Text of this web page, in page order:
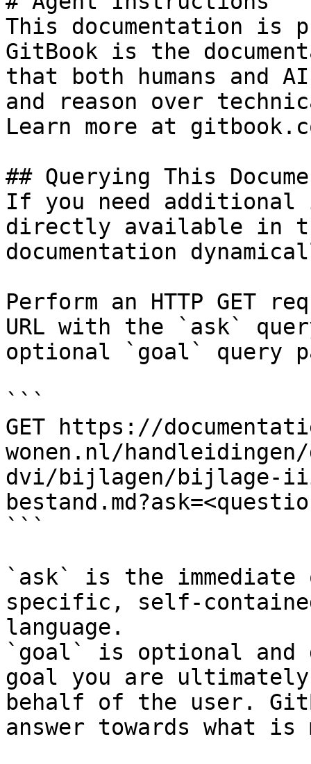
This documentation is
GitBook is the
that both humans and
and reason over
Learn more at
## Querying This
If you need
directly available in
documentation
Perform an HTTP GET
URL with the `ask`
optional `goal` query
```
GET https://
wonen.nl/
dvi/bijlagen/bijlage-
```
`ask` is the
specific, self-
language.
`goal` is optional and
goal you are
behalf of the user.
answer towards what